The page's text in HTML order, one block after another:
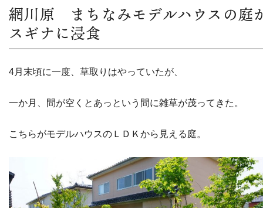
網川原 まちなみモデルハウスの庭
スギナに浸食
4月末頃に一度、草取りはやっていたが、
一か月、間が空くとあっという間に雑草が茂ってきた。
こちらがモデルハウスのＬＤＫから見える庭。